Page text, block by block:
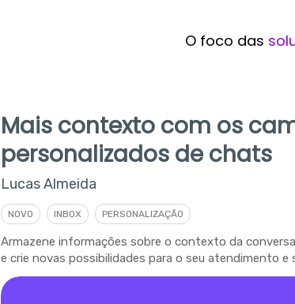
O foco das
Mais contexto com os
personalizados de chats
Lucas Almeida
NOVO INBOX PERSONALIZAÇÃO
Armazene informações sobre o contexto da
e crie novas possibilidades para o seu atendimento e